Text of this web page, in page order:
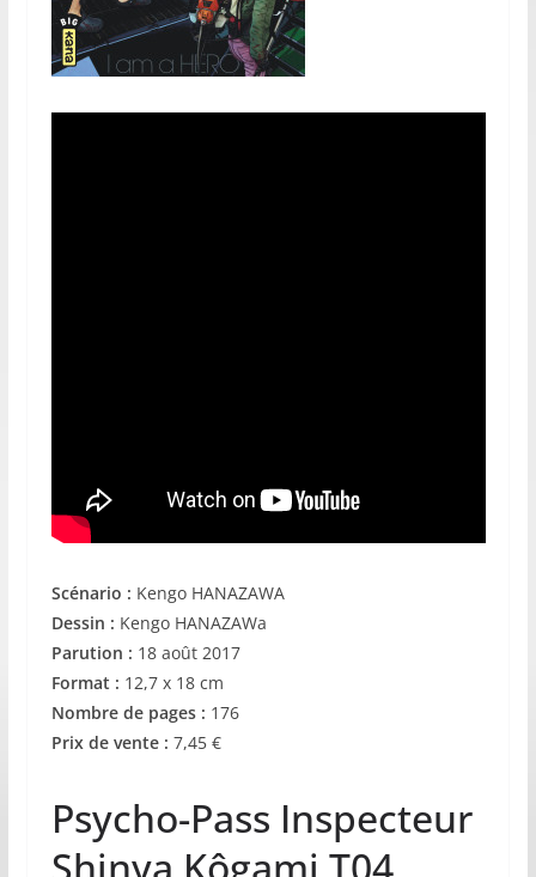
Scénario : Kengo HANAZAWA
Dessin : Kengo HANAZAWa
Parution : 18 août 2017
Format : 12,7 x 18 cm
Nombre de pages : 176
Prix de vente : 7,45 €
Psycho-Pass Inspecteur
Shinya Kôgami T04